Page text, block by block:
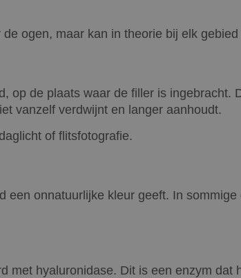
ogen, maar kan in theorie bij elk
op de plaats waar de filler is ingebracht.
vanzelf verdwijnt en langer aanhoudt.
of flitsfotografie.
onnatuurlijke kleur geeft. In
met hyaluronidase. Dit is een enzym